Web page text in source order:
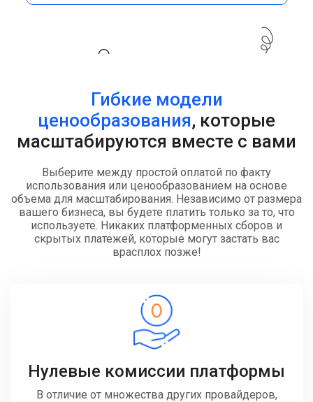
Гибкие модели
ценообразования, которые
масштабируются вместе с вами
Выберите между простой оплатой по факту
использования или ценообразованием на основе
объема для масштабирования. Независимо от размера
вашего бизнеса, вы будете платить только за то, что
используете. Никаких платформенных сборов и
скрытых платежей, которые могут застать вас
врасплох позже!
Нулевые комиссии платформы
В отличие от множества других провайдеров,